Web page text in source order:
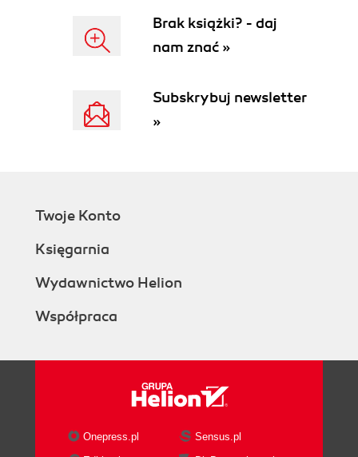
Integrowanie frameworka Electron w obszarze
roboczym
CLI Angulara
Interakcja z edytorem
Korzystanie z pakowacza frameworka
Electron
Podsumowanie
Pytania sprawdzające
Rozdział 6. Budowanie aplikacji mobilnej do
Capacitor i map trójwymiarowych
Podstawowe koncepcje i kontekst
Rozpoczęcie pracy
Brak książki? - daj
nam znać »
Subskrybuj newsletter
»
Twoje Konto
Księgarnia
Wydawnictwo Helion
Współpraca
Onepress.pl
Sensus.pl